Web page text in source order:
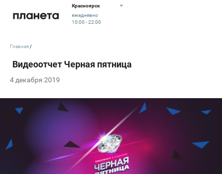
Красноярск
ежедневно
10:00 - 22:00
4 декабря 2019
Главная